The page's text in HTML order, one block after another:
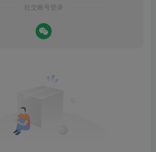
社交账号登录